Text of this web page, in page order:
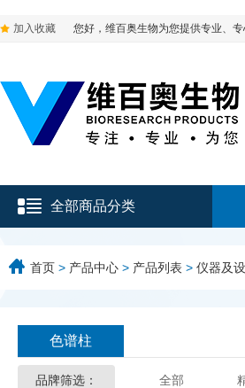
加入收藏 您好，维百奥生物为您提供专业、专
全部商品分类
首页 > 产品中心 > 产品列表 > 仪器及
色谱柱
品牌筛选： 全部